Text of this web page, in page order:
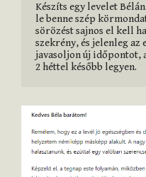
Készíts egy levelet
le benne szép
sörözést sajnos el kell
szekrény, és jelenleg az
javasoljon új időpontot,
2 héttel később legyen.